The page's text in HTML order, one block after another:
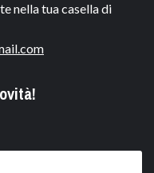
nella tua casella di